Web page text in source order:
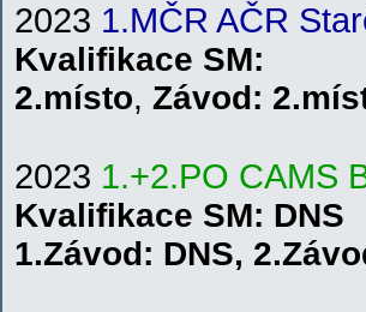
2023 1.MČR AČR
Kvalifikace SM:
2.místo, Závod:
2023 1.+2.PO CAMS
Kvalifikace SM: DNS
1.Závod: DNS, 2.